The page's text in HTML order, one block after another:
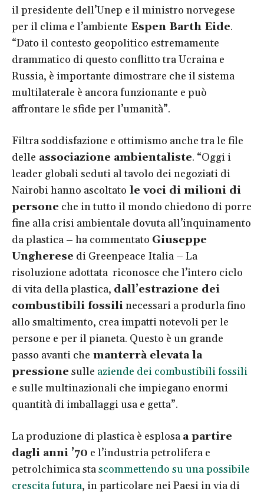
il presidente dell’Unep e il ministro norvegese
per il clima e l’ambiente Espen Barth Eide.
“Dato il contesto geopolitico estremamente
drammatico di questo conflitto tra Ucraina e
Russia, è importante dimostrare che il sistema
multilaterale è ancora funzionante e può
affrontare le sfide per l’umanità”.
Filtra soddisfazione e ottimismo anche tra le file
delle associazione ambientaliste. “Oggi i
leader globali seduti al tavolo dei negoziati di
Nairobi hanno ascoltato le voci di milioni di
persone che in tutto il mondo chiedono di porre
fine alla crisi ambientale dovuta all’inquinamento
da plastica – ha commentato Giuseppe
Ungherese di Greenpeace Italia – La
risoluzione adottata riconosce che l’intero ciclo
di vita della plastica, dall’estrazione dei
combustibili fossilinecessari a produrla fino
allo smaltimento, crea impatti notevoli per le
persone e per il pianeta. Questo è un grande
passo avanti che manterrà elevata la
pressione sulle aziende dei combustibili fossili
e sulle multinazionali che impiegano enormi
quantità di imballaggi usa e getta”.
La produzione di plastica è esplosa a partire
dagli anni ’70 e l’industria petrolifera e
petrolchimica stascommettendo su una possibile
crescita futura, in particolare nei Paesi in via di